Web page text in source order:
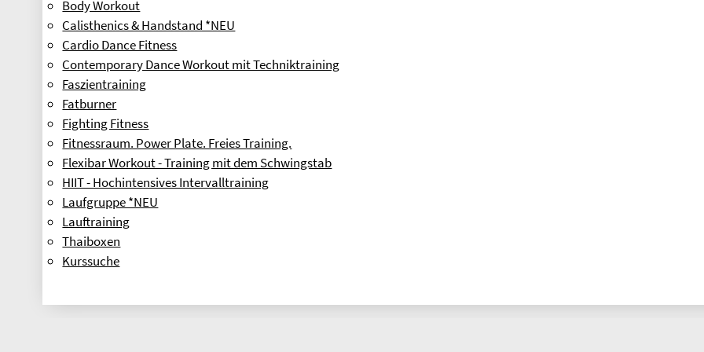
Body Workout
Calisthenics & Handstand *NEU
Cardio Dance Fitness
Contemporary Dance Workout mit Techniktraining
Faszientraining
Fatburner
Fighting Fitness
Fitnessraum. Power Plate. Freies Training.
Flexibar Workout - Training mit dem Schwingstab
HIIT - Hochintensives Intervalltraining
Laufgruppe *NEU
Lauftraining
Thaiboxen
Kurssuche